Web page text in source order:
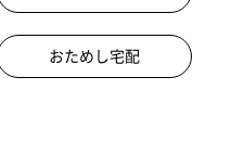
おためし宅配